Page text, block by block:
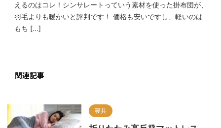
えるのはコレ！シンサレートっていう素材を使った掛布団が、
羽毛よりも暖かいと評判です！ 価格も安いですし、軽いのは
もち […]
関連記事
寝具